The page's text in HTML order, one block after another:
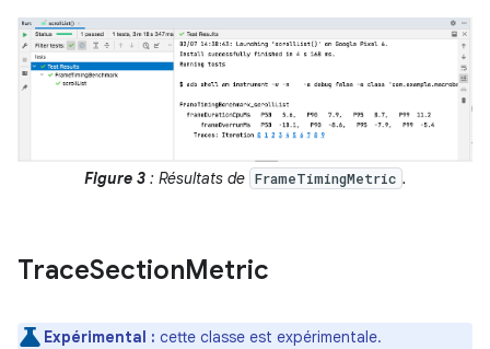
Figure 3: Résultats de FrameTimingMetric .
TraceSectionMetric
Expérimental : cette classe est expérimentale.